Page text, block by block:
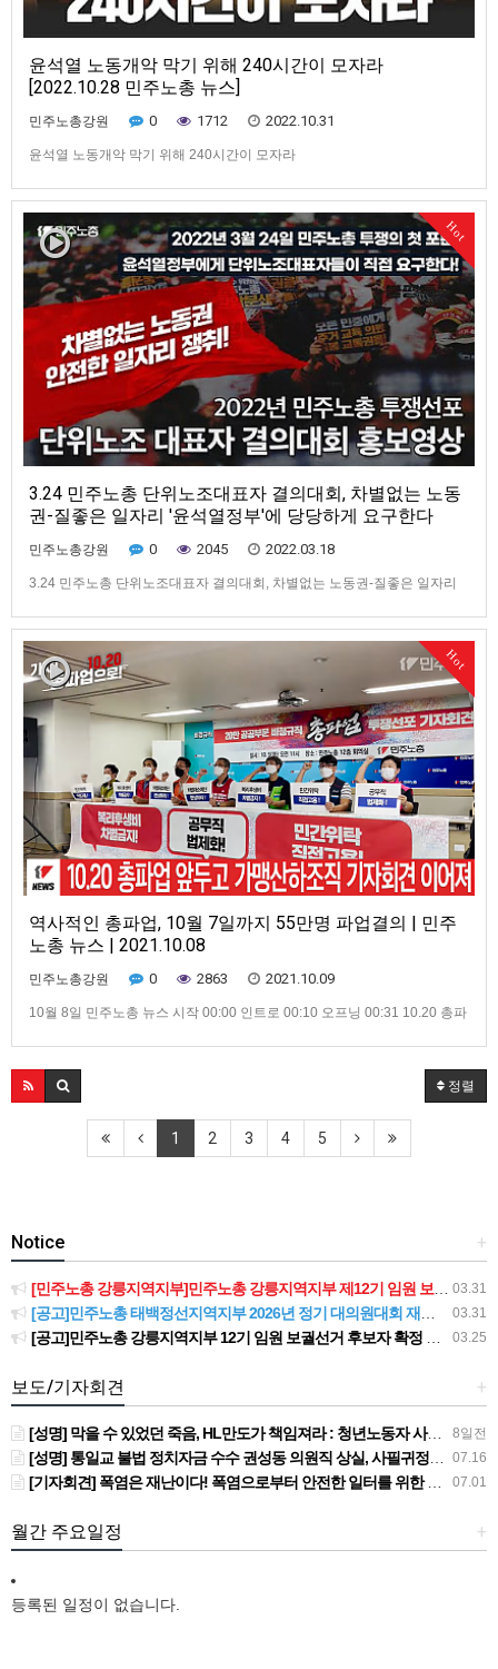
윤석열 노동개악 막기 위해 240시간이 모자라
[2022.10.28 민주노총 뉴스]
민주노총강원 0 1712 2022.10.31
윤석열 노동개악 막기 위해 240시간이 모자라
Hot
3.24 민주노총 단위노조대표자 결의대회, 차별없는 노동
권-질좋은 일자리 '윤석열정부'에 당당하게 요구한다
민주노총강원 0 2045 2022.03.18
3.24 민주노총 단위노조대표자 결의대회, 차별없는 노동권-질좋은 일자리
Hot
역사적인 총파업, 10월 7일까지 55만명 파업결의 | 민주
노총 뉴스 | 2021.10.08
민주노총강원 0 2863 2021.10.09
10월 8일 민주노총 뉴스 시작 00:00 인트로 00:10 오프닝 00:31 10.20 총파
회 열려 07:21 클로징 : “스타벅스파트너는 일회용소모품이 아닙니다”
정렬
1 2 3 4 5
+
Notice
03.31
[민주노총 강릉지역지부]민주노총 강릉지역지부 제12기 임원 보궐선거결과 공고
03.31
[공고]민주노총 태백정선지역지부 2026년 정기 대의원대회 재소집 건
03.25
[공고]민주노총 강릉지역지부 12기 임원 보궐선거 후보자 확정 공고
+
보도/기자회견
8일전
[성명] 막을 수 있었던 죽음, HL만도가 책임져라 : 청년노동자 사망사고의 철저한 진상규명과 재발방지 대책 마련하라
07.16
[성명] 통일교 불법 정치자금 수수 권성동 의원직 상실, 사필귀정이다
07.01
[기자회견] 폭염은 재난이다! 폭염으로부터 안전한 일터를 위한 민주노총 강원지역본부 폭염감시단 선포 기자회견
+
월간 주요일정
등록된 일정이 없습니다.